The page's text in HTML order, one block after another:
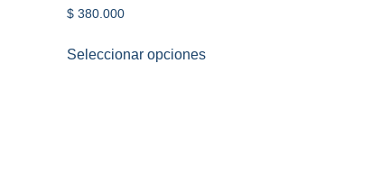
$ 380.000
Seleccionar opciones